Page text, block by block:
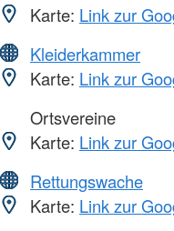
Karte: Link zur
Kleiderkammer
Karte: Link zur
Ortsvereine
Karte: Link zur
Rettungswache
Karte: Link zur